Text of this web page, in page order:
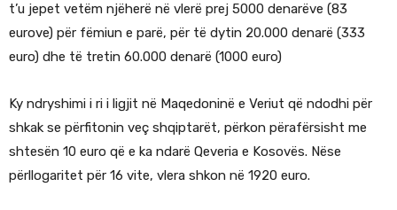
t’u jepet vetëm njëherë në vlerë prej 5000 denarëve (83
eurove) për fëmiun e parë, për të dytin 20.000 denarë (333
euro) dhe të tretin 60.000 denarë (1000 euro)
Ky ndryshimi i ri i ligjit në Maqedoninë e Veriut që ndodhi për
shkak se përfitonin veç shqiptarët, përkon përafërsisht me
shtesën 10 euro që e ka ndarë Qeveria e Kosovës. Nëse
përllogaritet për 16 vite, vlera shkon në 1920 euro.